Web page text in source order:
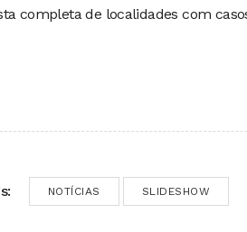
completa de localidades com
NOTÍCIAS SLIDESHOW